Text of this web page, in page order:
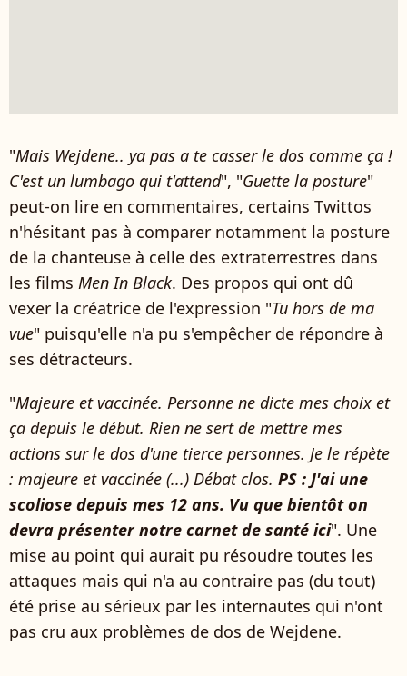
"Mais Wejdene.. ya pas a te casser le dos comme ça !
C'est un lumbago qui t'attend", "Guette la posture"
peut-on lire en commentaires, certains Twittos
n'hésitant pas à comparer notamment la posture
de la chanteuse à celle des extraterrestres dans
les films Men In Black. Des propos qui ont dû
vexer la créatrice de l'expression "Tu hors de ma
vue" puisqu'elle n'a pu s'empêcher de répondre à
ses détracteurs.
"Majeure et vaccinée. Personne ne dicte mes choix et
ça depuis le début. Rien ne sert de mettre mes
actions sur le dos d'une tierce personnes. Je le répète
: majeure et vaccinée (...) Débat clos. PS : J'ai une
scoliose depuis mes 12 ans. Vu que bientôt on
devra présenter notre carnet de santé ici". Une
mise au point qui aurait pu résoudre toutes les
attaques mais qui n'a au contraire pas (du tout)
été prise au sérieux par les internautes qui n'ont
pas cru aux problèmes de dos de Wejdene.